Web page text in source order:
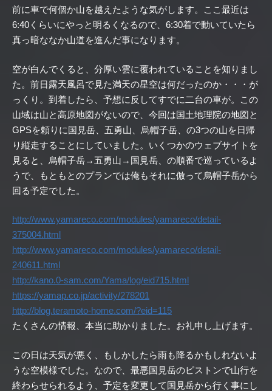
前に車で何個か山を越えたような気がします。ここ最近は
6:40くらいにやっと明るくなるので、6:30着で動いていたら
真っ暗ななか山道を進んだ事になります。
空が白んでくると、分厚い雲に覆われていることを知りまし
た。前日露天風呂で見た満天の星空は何だったのか・・・が
っくり。到着したら、予想に反してすでに二台の車が。この
山域は山と高原地図がないので、今回は国土地理院の地図と
GPSを頼りに国見岳、五勇山、烏帽子岳、の3つの山を日帰
り縦走することにしていました。いくつかのウェブサイトを
見ると、烏帽子岳→五勇山→国見岳、の順番で巡っているよ
うで、もともとのプランでは俺もそれに倣って烏帽子岳から
回る予定でした。
http://www.yamareco.com/modules/yamareco/detail-
375004.html
http://www.yamareco.com/modules/yamareco/detail-
240611.html
http://kano.0-sam.com/Yama/log/eid715.html
https://yamap.co.jp/activity/278201
http://blog.teramoto-home.com/?eid=115
たくさんの情報、本当に助かりました。お礼申し上げます。
この日は天気が悪く、もしかしたら雨も降るかもしれないよ
うな空模様でした。なので、最悪国見岳のピストンで山行を
終わらせられるよう、予定を変更して国見岳から行く事にし